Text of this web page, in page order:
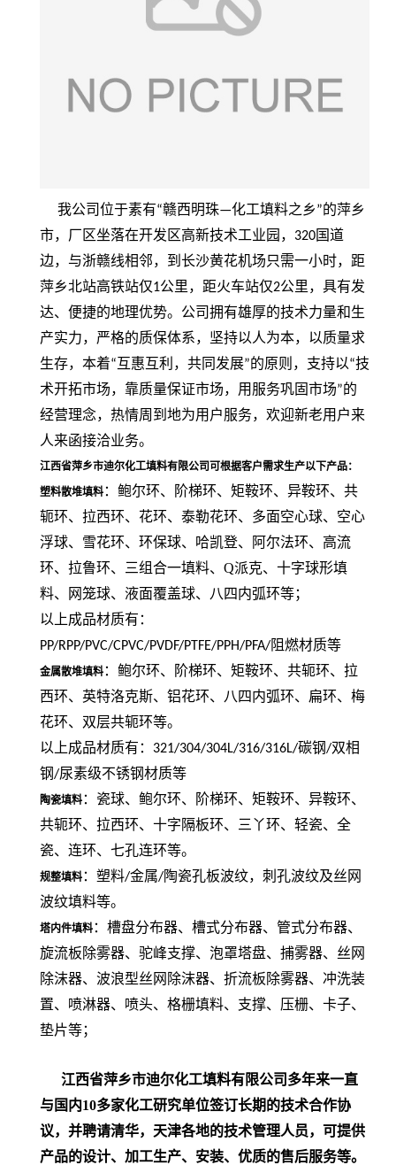
我公司位于素有“赣西明珠—化工填料之乡”的萍乡
市，厂区坐落在开发区高新技术工业园， 320国道
边，与浙赣线相邻，到长沙黄花机场只需一小时，距
萍乡北站高铁站仅1公里，距火车站仅2公里，具有发
达、便捷的地理优势。公司拥有雄厚的技术力量和生
产实力，严格的质保体系，坚持以人为本，以质量求
生存，本着“互惠互利，共同发展”的原则，支持以“技
术开拓市场，靠质量保证市场，用服务巩固市场”的
经营理念，热情周到地为用户服务，欢迎新老用户来
人来函接洽业务。
江西省萍乡市迪尔化工填料有限公司可根据客户需求生产以下产品：
塑料散堆填料 ：鲍尔环、阶梯环、矩鞍环、异鞍环、共
轭环、拉西环、花环、 泰勒花环、 多面空心球、 空心
浮球、雪花环、环保球、哈凯登、阿尔法环、高流
环、拉鲁环、三组合一填料、 Q派克、 十字球形填
料、网笼球、液面覆盖球、八四内弧环等；
以上成品材质有：
PP/RPP/PVC/CPVC/PVDF/PTFE/PPH/PFA/阻燃材质等
金属散堆填料 ：鲍尔环、阶梯环、矩鞍环、共轭环、拉
西环、英特洛克斯、铝花环、八四内弧环、扁环、梅
花环、双层共轭环等。
以上成品材质有： 321/304/304L/316/316L/碳钢/双相
钢/尿素级不锈钢材质等
陶瓷填料 ： 瓷球、 鲍尔环、阶梯环、矩鞍环、异鞍环、
共轭环、拉西环、十字隔板环、三丫环、轻瓷、全
瓷、连环、七孔连环等。
规整填料 ：塑料/金属/陶瓷孔板波纹，刺孔波纹及丝网
波纹填料等。
塔内件填料 ：槽盘分布器、槽式分布器、管式分布器、
旋流板除雾器、驼峰支撑、泡罩塔盘、捕雾器、丝网
除沫器、波浪型丝网除沫器、 折流板除雾器、冲洗装
置、喷淋器、喷头、 格栅填料、支撑、压栅、卡子、
垫片等；
江西省萍乡市迪尔化工填料有限公司多年来一直
与国内10多家化工研究单位签订长期的技术合作协
议，并聘请清华，天津各地的技术管理人员， 可提供
产品的设计、加工生产、安装、优质的售后服务等。